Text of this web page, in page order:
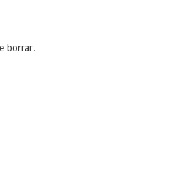
borrar.